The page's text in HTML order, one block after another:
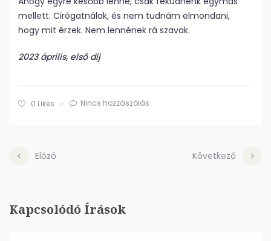
mellett. Cirógatnálak, és nem tudnám elmondani,
hogy mit érzek. Nem lennének rá szavak.
2023 április, első díj
0 Likes Nincs hozzászólás
Előző Következő
Kapcsolódó Írások